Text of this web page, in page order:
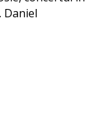
Daniel